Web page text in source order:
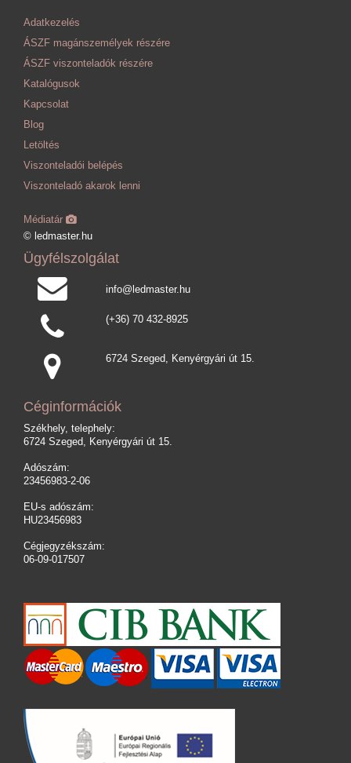
Adatkezelés
ÁSZF magánszemélyek részére
ÁSZF viszonteladók részére
Katalógusok
Kapcsolat
Blog
Letöltés
Viszonteladói belépés
Viszonteladó akarok lenni
Médiatár
© ledmaster.hu
Ügyfélszolgálat
info@ledmaster.hu
(+36) 70 432-8925
6724 Szeged, Kenyérgyári út 15.
Céginformációk
Székhely, telephely:
6724 Szeged, Kenyérgyári út 15.
Adószám:
23456983-2-06
EU-s adószám:
HU23456983
Cégjegyzékszám:
06-09-017507